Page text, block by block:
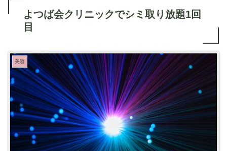
よつば会クリニックでシミ取り放題1回
目
美容